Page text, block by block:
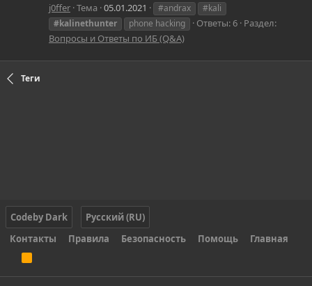
j0ffer Тема 05.01.2021 #andrax
#kali
#kalinethunter
phone hacking Ответы: 6 Раздел:
Вопросы и Ответы по ИБ (Q&A)
Теги
Codeby Dark
Русский (RU)
Контакты
Правила Безопасность Помощь Главная
S